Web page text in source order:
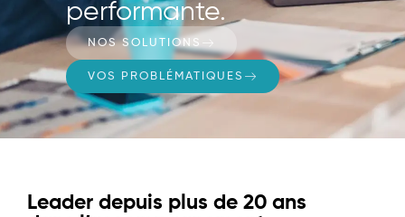
performante.
NOS SOLUTIONS
VOS PROBLÉMATIQUES
Leader depuis plus de 20 ans